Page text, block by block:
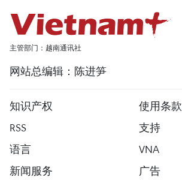
主管部门：越南通讯社
网站总编辑：陈进笋
知识产权
使用条款
RSS
支持
语言
VNA
新闻服务
广告